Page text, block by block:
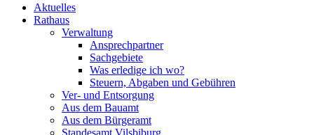
Aktuelles
Rathaus
Verwaltung
Ansprechpartner
Sachgebiete
Was erledige ich wo?
Steuern, Abgaben und Gebühren
Ver- und Entsorgung
Aus dem Bauamt
Aus dem Bürgeramt
Standesamt Vilsbiburg